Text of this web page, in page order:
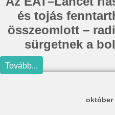
és tojás
összeomlott –
sürgetnek a
Tovább...
október